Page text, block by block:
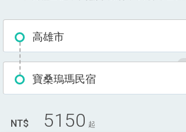
高雄市
寶桑瑦瑪民宿
NT$ 5150 起